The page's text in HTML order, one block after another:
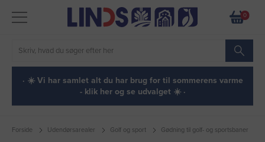
0
· ☀️ Vi har samlet alt du har brug for til sommerens varme
- klik her og se udvalget ☀️ ·
Forside Udendørsarealer Golf og sport Gødning til golf- og sportsbaner